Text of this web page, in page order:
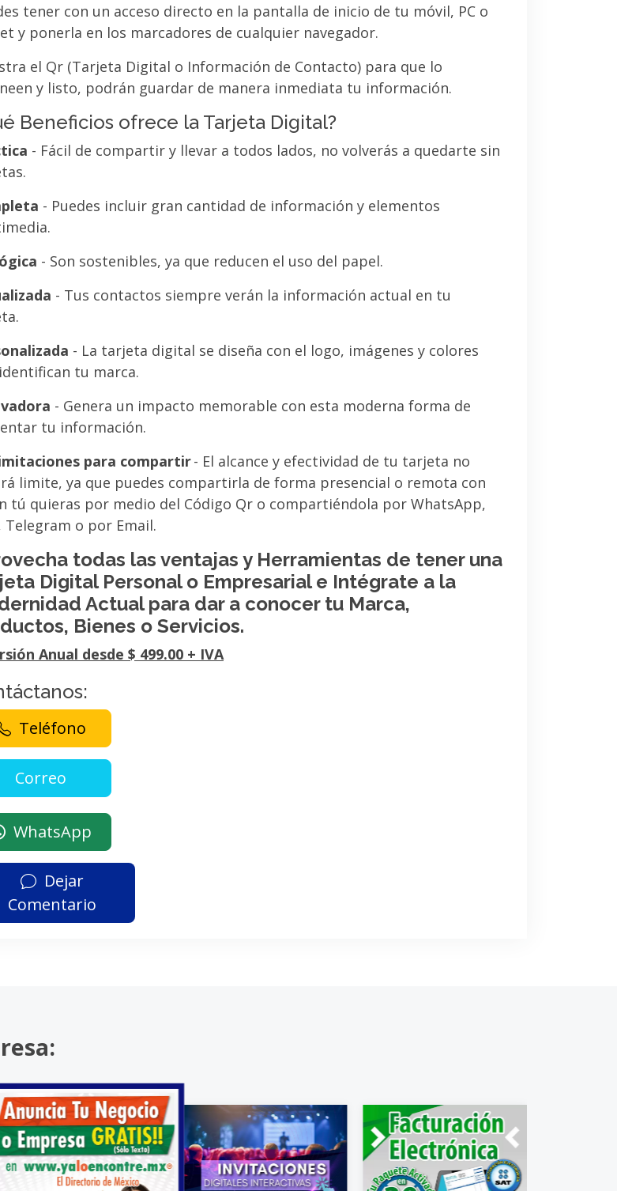
tener con un acceso directo en la pantalla de inicio de tu móvil, PC o
y ponerla en los marcadores de cualquier navegador.
el Qr (Tarjeta Digital o Información de Contacto) para que lo
y listo, podrán guardar de manera inmediata tu información.
Beneficios ofrece la Tarjeta Digital?
- Fácil de compartir y llevar a todos lados, no volverás a quedarte sin
- Puedes incluir gran cantidad de información y elementos
- Son sostenibles, ya que reducen el uso del papel.
- Tus contactos siempre verán la información actual en tu
- La tarjeta digital se diseña con el logo, imágenes y colores
tu marca.
- Genera un impacto memorable con esta moderna forma de
tu información.
para compartir- El alcance y efectividad de tu tarjeta no
limite, ya que puedes compartirla de forma presencial o remota con
tú quieras por medio del Código Qr o compartiéndola por WhatsApp,
Telegram o por Email.
todas las ventajas y Herramientas de tener una
Digital Personal o Empresarial e Intégrate a la
Actual para dar a conocer tu Marca,
Bienes o Servicios.
Anual desde $ 499.00 + IVA
Teléfono
WhatsApp
Dejar
Comentario